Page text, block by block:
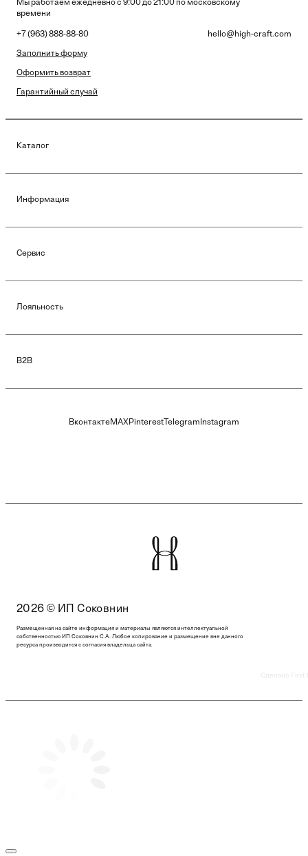
Мы работаем ежедневно с 9:00 до 21:00 по московскому
времени
+7 (963) 888-88-80 hello@high-craft.com
Заполнить форму
Оформить возврат
Гарантийный случай
Каталог
Информация
Сервис
Лояльность
B2B
ВконтактеMAXPinterest TelegramInstagram
2026 © ИП Соковнин
Размещенная на сайте информация и материалы являются интеллектуальной
собственностью ИП Соковнин С.А. Любое копирование и размещение вне данного
ресурса производится с согласия владельца сайта.